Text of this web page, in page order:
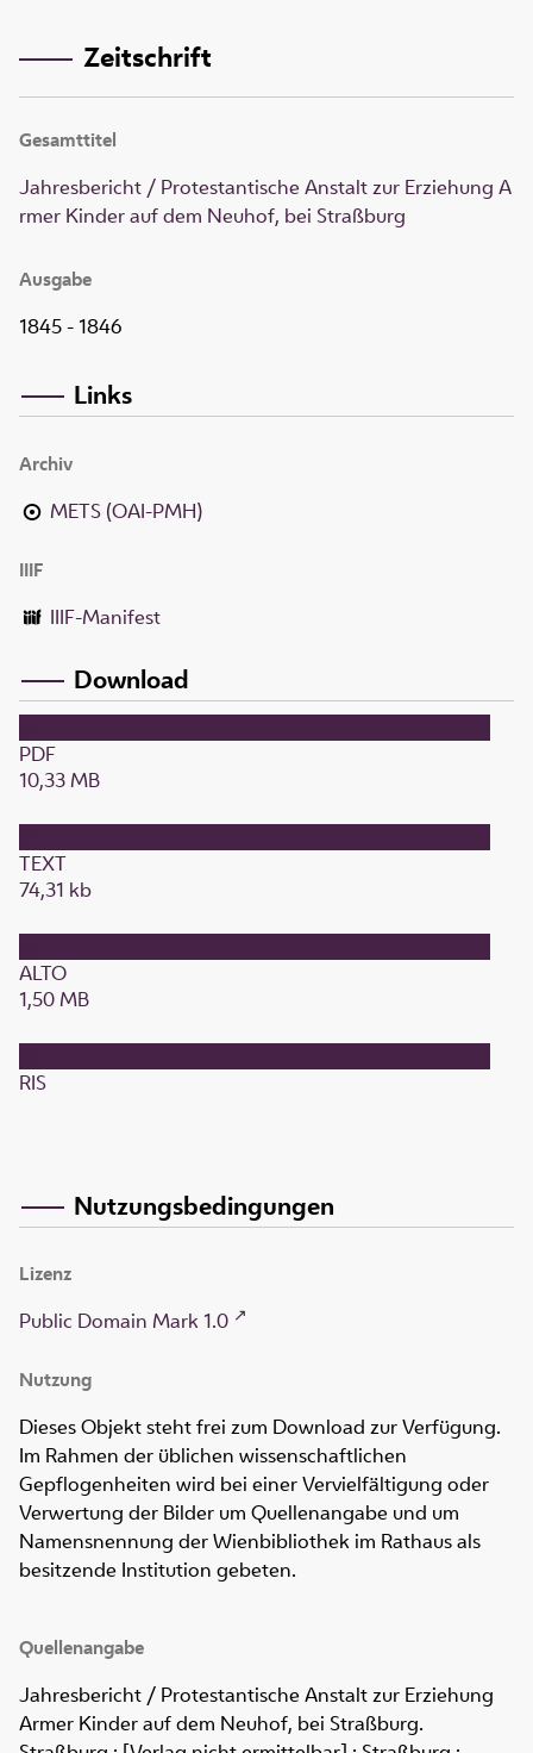
Zeitschrift
Gesamttitel
Jahresbericht / Protestantische Anstalt zur Erziehung A
rmer Kinder auf dem Neuhof, bei Straßburg
Ausgabe
1845 - 1846
Links
Archiv
METS (OAI-PMH)
IIIF
IIIF-Manifest
Download
PDF
10,33 MB
TEXT
74,31 kb
ALTO
1,50 MB
RIS
Nutzungsbedingungen
Lizenz
Public Domain Mark 1.0
Nutzung
Dieses Objekt steht frei zum Download zur Verfügung.
Im Rahmen der üblichen wissenschaftlichen
Gepflogenheiten wird bei einer Vervielfältigung oder
Verwertung der Bilder um Quellenangabe und um
Namensnennung der Wienbibliothek im Rathaus als
besitzende Institution gebeten.
Quellenangabe
Jahresbericht / Protestantische Anstalt zur Erziehung
Armer Kinder auf dem Neuhof, bei Straßburg.